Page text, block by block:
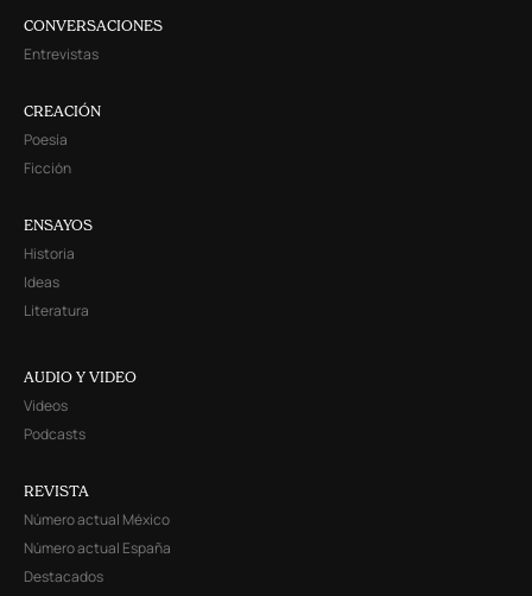
CONVERSACIONES
Entrevistas
CREACIÓN
Poesía
Ficción
ENSAYOS
Historia
Ideas
Literatura
AUDIO Y VIDEO
Videos
Podcasts
REVISTA
Número actual México
Número actual España
Destacados